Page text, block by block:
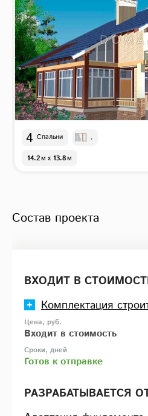
4 Спальни ,
14.2м x 13.8м
Состав проекта
ВХОДИТ В
Комплектация
Входит в стоимость
Готов к отправке
РАЗРАБАТЫВАЕТСЯ